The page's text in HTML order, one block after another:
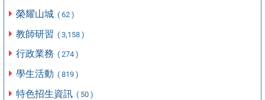
榮耀山城 ( 62 )
教師研習 ( 3,158 )
行政業務 ( 274 )
學生活動 ( 819 )
特色招生資訊 ( 50 )